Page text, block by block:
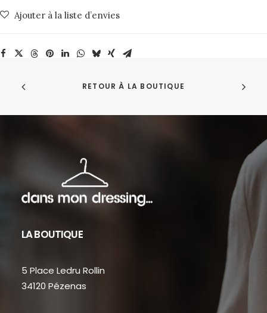
AboutAjouter à la liste d’envies
RETOUR À LA BOUTIQUE
LA BOUTIQUE
5 Place Ledru Rollin
34120 Pézenas